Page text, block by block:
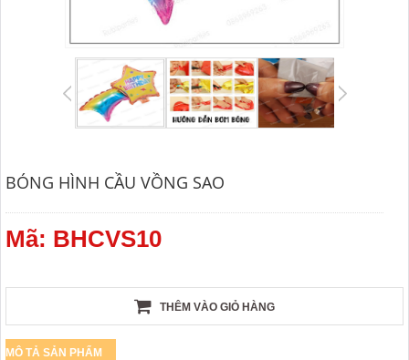
BÓNG HÌNH CẦU VỒNG SAO
Mã: BHCVS10
THÊM VÀO GIỎ HÀNG
MÔ TẢ SẢN PHẨM